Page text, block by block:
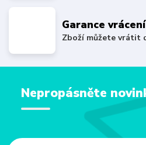
Garance
Zboží můžete vrátit
Nepropásněte